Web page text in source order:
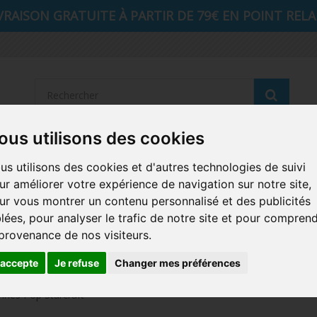
utilisons des cookies
utilisons des cookies et d'autres technologies de suivi
améliorer votre expérience de navigation sur notre site,
vous montrer un contenu personnalisé et des publicités
pour analyser le trafic de notre site et pour
de nos visiteurs.
Je refuse Changer mes préférences
GRATUITE À PARTIR DE 79€ EN POINT
AUTRES COMICS MUSIQUE SPORTS POP
FUNKO HOME FUNKO VINYL SODA RETRO
CARTE A JOUER
Pop Starcraft